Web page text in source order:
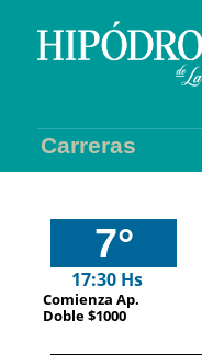
Carreras
7°
17:30 Hs
Comienza Ap.
Doble $1000